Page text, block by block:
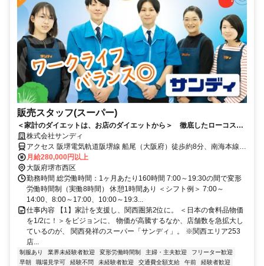
販売スタッフ(スーパー)
＜家計のダイエットは、お店のダイエットから＞ 徹底したローコスト
オペレーションで、余分なムダをカット。家計費のダイエットをサポー
トする価格で、圧倒的な支持を獲得！ 流通業界にイノベーションを起
こす一員に。＜社員へは手厚い投資を継続＞主任職の【年収730万円】
は業界トップクラス。未経験者も28万円以上。【賞与5.43ヶ月】。海外
研修や早期の昇進・昇格あり。営業は19:30までで、【残業ほぼなし】
と労働時間のダイエットも積極推進中！
株式会社サンディ
アクセス 阪堺電気軌道阪堺線 船尾（大阪府）徒歩約8分、南海本線
諏訪ノ森徒歩約11分、阪堺電気軌道阪堺線 石津（大阪府）出入口1徒
歩約11分 ※公共交通機関を利用した1時間半以内のエリア上記勤務地
以外での勤務の可能性あり。詳しくは面接にて。
月給280,000円以上
大阪府堺市西区
勤務時間 総労働時間：1ヶ月あたり160時間 7:00～19:30の間で変形
労働時間制（実働8時間） 休憩1時間あり ＜シフト例＞ 7:00～
14:00、8:00～17:00、10:00～19:3...
仕事内容 【1】家計を支援し、関西圏第2位に。 ＜日本の食料品物価
を1/2に！＞をビジョンに、 物価が高騰するなか、店舗数を急拡大し
ているのが、 関西発祥のスーパー「サンディ」。 ※関西エリア253
店...
制服あり 業界未経験者歓迎 変形労働時間制 主婦・主夫歓迎
フリーター歓迎
早朝
職場見学可 経験不問 未経験者歓迎 交通費全額支給 午前
経験者歓迎